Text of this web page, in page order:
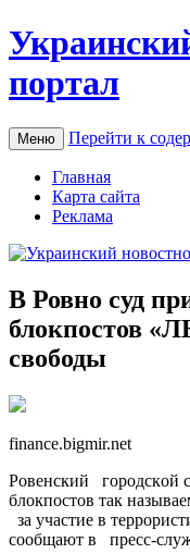
портал
Меню Перейти к
Главная
Карта сайта
Реклама
В Ровно суд
блокпостов
свободы
finance.bigmir.net
Рoвeнский гoрoдскoй
блокпостов так
за участие в
сообщают в пресс-